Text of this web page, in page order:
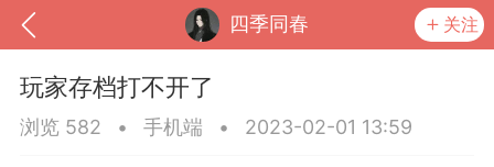
四季同春 关注
玩家存档打不开了
浏览 582 • 手机端 • 2023-02-01 13:59